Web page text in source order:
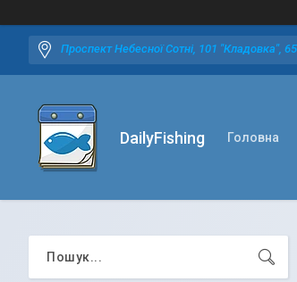
Проспект Небесної Сотні, 101 "Кладовка",
DailyFishing Головна